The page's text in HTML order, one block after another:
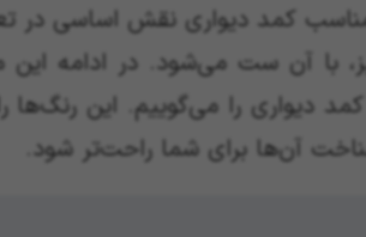
کمد دیواری نقش اساسی در
با آن ست می‌شود. در ادامه
دیواری را می‌گوییم. این رنگ‌ها
آن‌ها برای شما راحت‌تر شود.